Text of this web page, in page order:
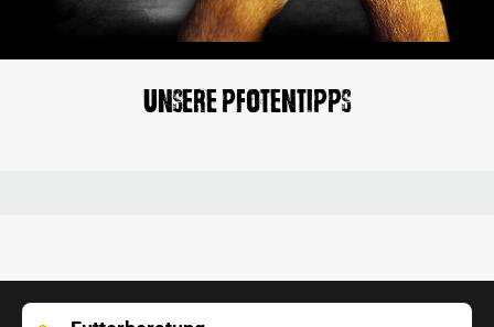
Unsere Pfotentipps